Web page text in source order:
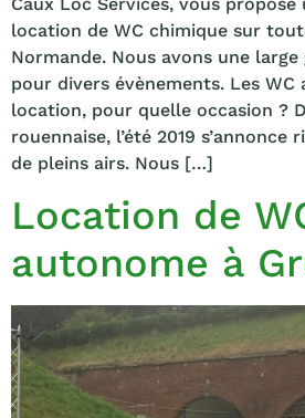
location de WC chimique sur
Normande. Nous avons une
pour divers évènements. Les WC
location, pour quelle occasion ?
rouennaise, l’été 2019 s’annonce
de pleins airs. Nous […]
Location de
autonome à